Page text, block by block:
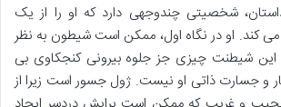
شخصیتی چندوجهی دارد که او را از یک
کند. او در نگاه اول، ممکن است شیطون به نظر
این شیطنت چیزی جز جلوه بیرونی کنجکاوی بی
و جسارت ذاتی او نیست. ژول جسور است زیرا از